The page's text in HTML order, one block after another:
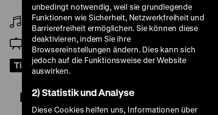
Eunice Martins
Ursula von Keitz
Tickets
Kreuzzug des Weibes
unbedingt notwendig, weil sie grundlegende
Funktionen wie Sicherheit, Netzwerkfreiheit und
Barrierefreiheit ermöglichen. Sie können diese
deaktivieren, indem Sie ihre
Browsereinstellungen ändern. Dies kann sich
jedoch auf die Funktionsweise der Website
auswirken.
2) Statistik und Analyse
Diese Cookies helfen uns, Informationen über